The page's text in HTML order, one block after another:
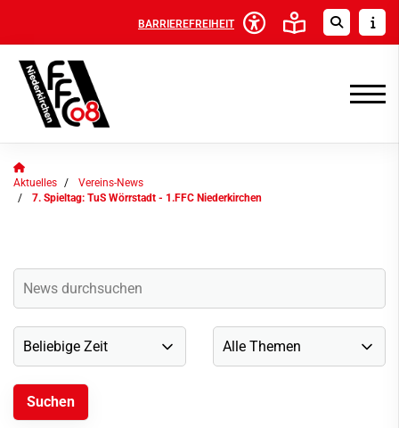
BARRIEREFREIHEIT
Aktuelles
Vereins-News
7. Spieltag: TuS Wörrstadt - 1.FFC Niederkirchen